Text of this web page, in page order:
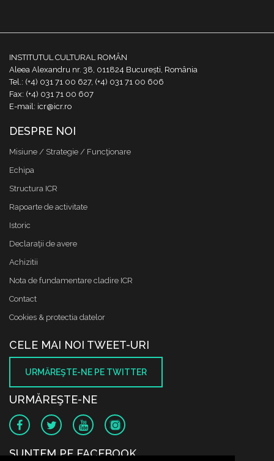
INSTITUTUL CULTURAL ROMÂN
Aleea Alexandru nr. 38, 011824 București, România
Tel.: (+4) 031 71 00 627, (+4) 031 71 00 606
Fax: (+4) 031 71 00 607
E-mail: icr@icr.ro
DESPRE NOI
Misiune / Strategie / Funcţionare
Echipa
Structura ICR
Rapoarte de activitate
Istoric
Declaraţii de avere
Achizitii
Nota de fundamentare cladire ICR
Contact
Cookies & protectia datelor
CELE MAI NOI TWEET-URI
URMĂREŞTE-NE PE TWITTER
URMĂREŞTE-NE
SUNTEM PE FACEBOOK